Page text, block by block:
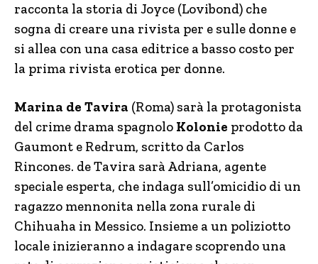
racconta la storia di Joyce (Lovibond) che
sogna di creare una rivista per e sulle donne e
si allea con una casa editrice a basso costo per
la prima rivista erotica per donne.
Marina de Tavira (Roma) sarà la protagonista
del crime drama spagnolo Kolonie prodotto da
Gaumont e Redrum, scritto da Carlos
Rincones. de Tavira sarà Adriana, agente
speciale esperta, che indaga sull’omicidio di un
ragazzo mennonita nella zona rurale di
Chihuaha in Messico. Insieme a un poliziotto
locale inizieranno a indagare scoprendo una